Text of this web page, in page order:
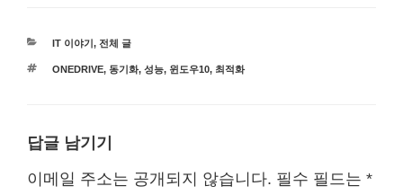
카
고
IT 이야기, 전체 글
태
ONEDRIVE, 동기화, 성능, 윈도우10, 최적화
답글 남기기
이메일 주소는 공개되지 않습니다. 필수 필드는 *